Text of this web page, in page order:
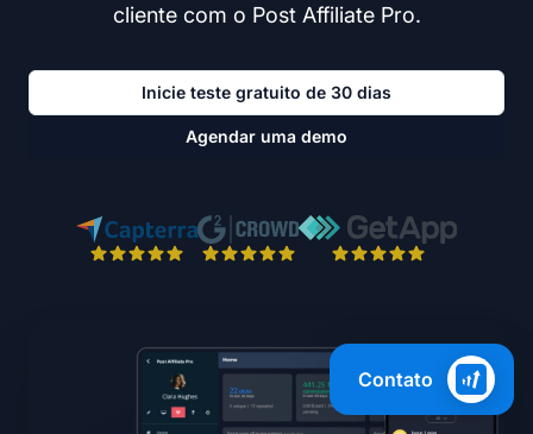
cliente com o Post Affiliate Pro.
Inicie teste gratuito de 30 dias
Agendar uma demo
Contato